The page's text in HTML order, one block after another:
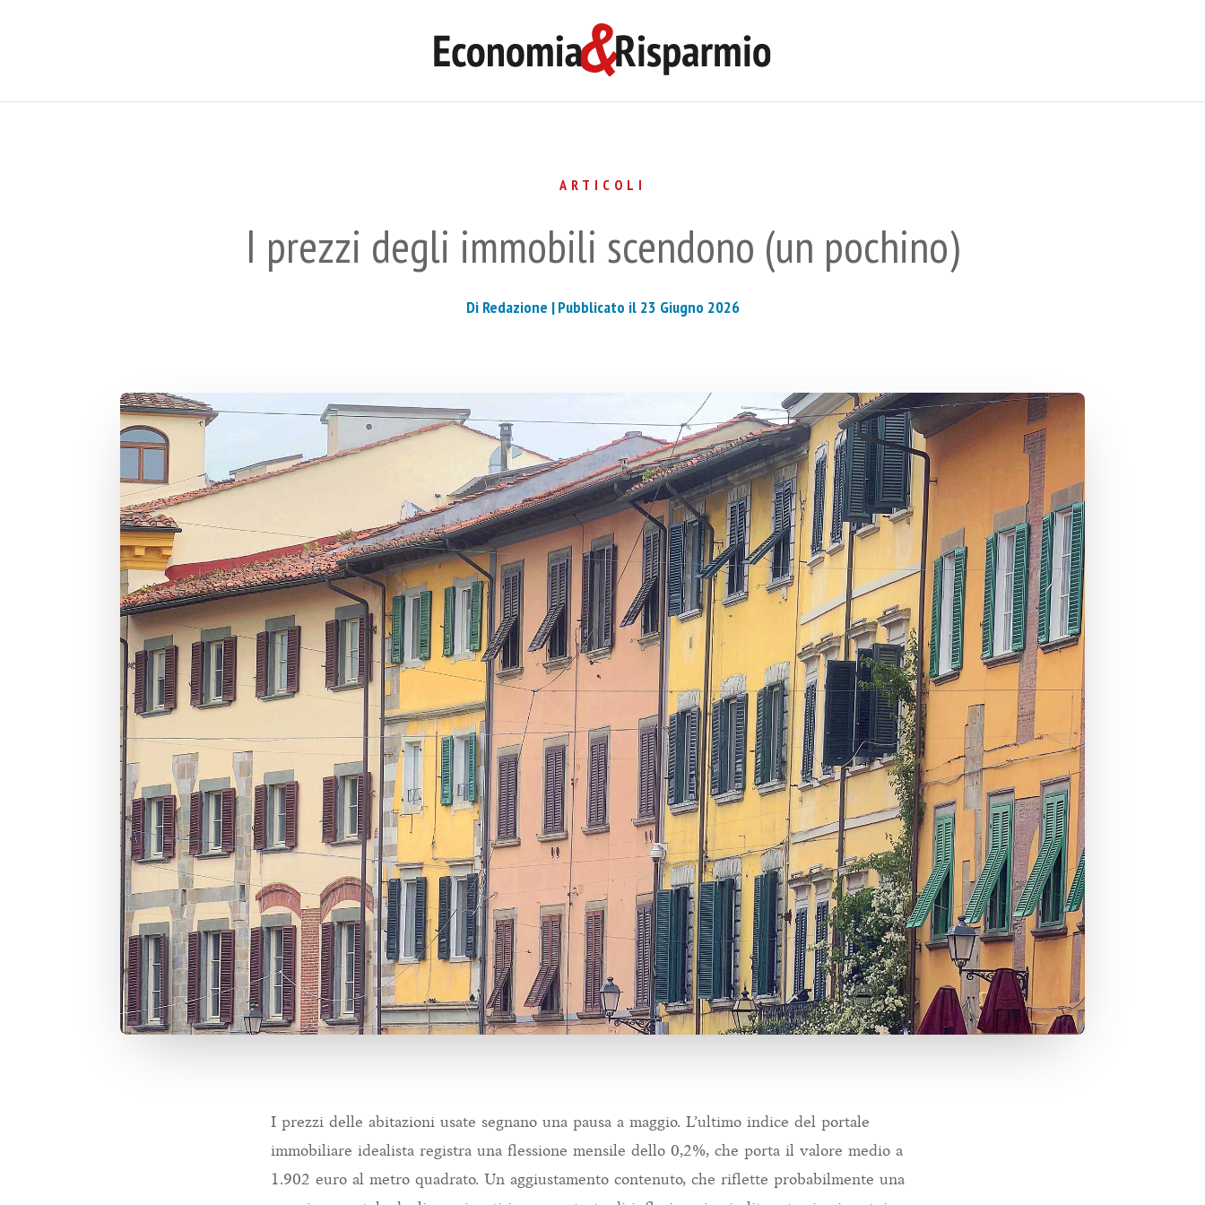
ARTICOLI
I prezzi degli immobili scendono (un pochino)
Di Redazione |Pubblicato il 23 Giugno 2026
I prezzi delle abitazioni usate segnano una pausa a maggio. L’ultimo indice del portale
immobiliare idealista registra una flessione mensile dello 0,2%, che porta il valore medio a
1.902 euro al metro quadrato. Un aggiustamento contenuto, che riflette probabilmente una